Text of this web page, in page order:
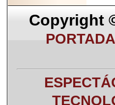
Copyright
PORTADA